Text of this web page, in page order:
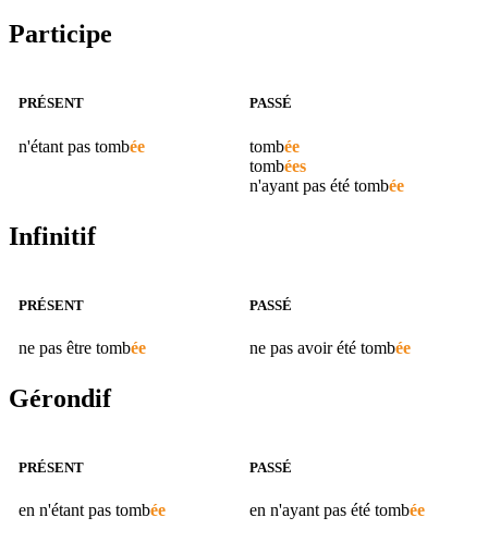
Participe
PRÉSENT
n'étant pas tombée
PASSÉ
tombée
tombées
n'ayant pas été tombée
Infinitif
PRÉSENT
ne pas être tombée
PASSÉ
ne pas avoir été tombée
Gérondif
PRÉSENT
en n'étant pas tombée
PASSÉ
en n'ayant pas été tombée